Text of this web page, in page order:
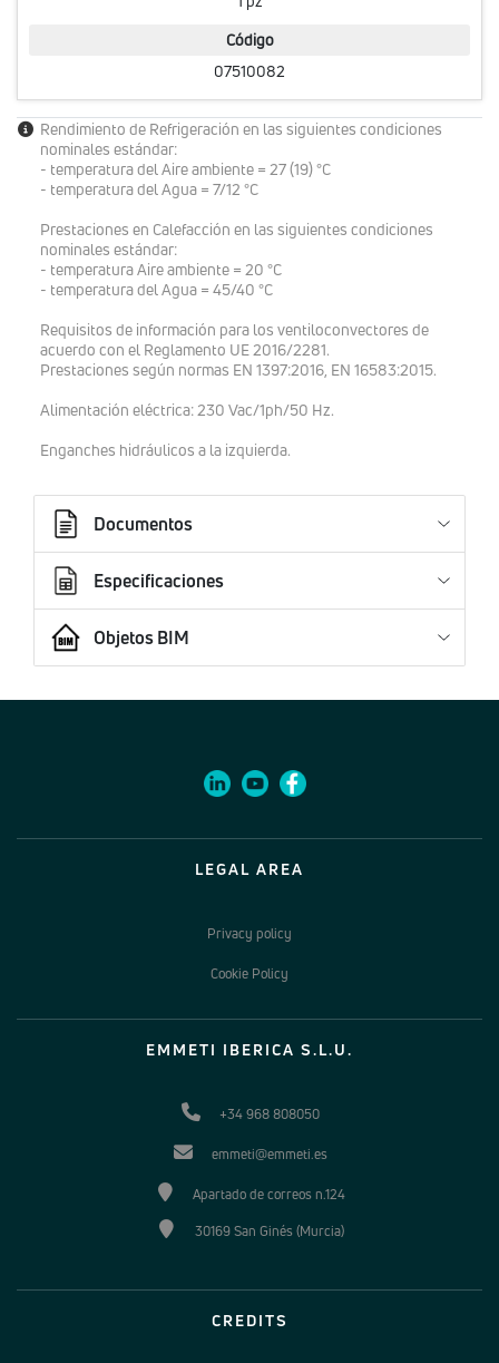
Código
07510082
Rendimiento de Refrigeración en las siguientes condiciones
nominales estándar:
- temperatura del Aire ambiente = 27 (19) °C
- temperatura del Agua = 7/12 °C
Prestaciones en Calefacción en las siguientes condiciones
nominales estándar:
- temperatura Aire ambiente = 20 °C
- temperatura del Agua = 45/40 °C
Requisitos de información para los ventiloconvectores de
acuerdo con el Reglamento UE 2016/2281.
Prestaciones según normas EN 1397:2016, EN 16583:2015.
Alimentación eléctrica: 230 Vac/1ph/50 Hz.
Enganches hidráulicos a la izquierda.
Documentos
Especificaciones
Objetos BIM
LEGAL AREA
Privacy policy
Cookie Policy
EMMETI IBERICA S.L.U.
+34 968 808050
emmeti@emmeti.es
Apartado de correos n.124
30169 San Ginés (Murcia)
CREDITS